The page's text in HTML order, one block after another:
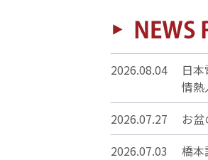
2026.08.04
日
情熱
2026.07.27
お
2026.07.03
橋本